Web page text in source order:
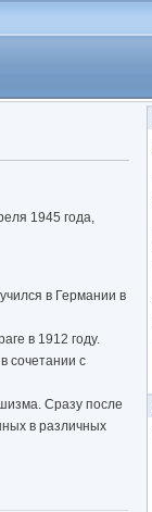
1945 года,
в Германии в
в 1912 году.
сочетании с
Сразу после
в различных